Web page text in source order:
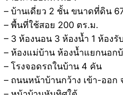
– บ้านเดี่ยว 2 ชั้น ขนาดที่ดิน
– พื้นที่ใช้สอย 200 ตร.ม.
– 3 ห้องนอน 3 ห้องน้ำ 1 ห้องรั
– ห้องแม่บ้าน ห้องน้ำแยกนอก
– โรงจอดรถในบ้าน 4 คัน
– ถนนหน้าบ้านกว้าง เข้า-ออก